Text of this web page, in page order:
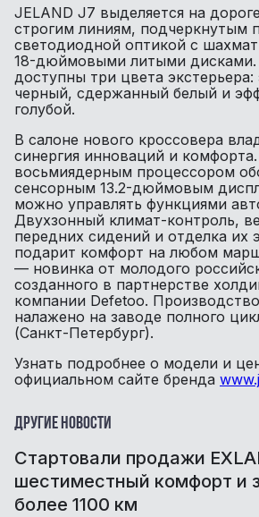
JELAND J7 выделяется на
строгим линиям, подчеркнутым
светодиодной оптикой с
18-дюймовыми литыми
доступны три цвета экстерьера:
черный, сдержанный белый и
голубой.
В салоне нового кроссовера
синергия инноваций и
восьмиядерным процессором
сенсорным 13.2-дюймовым
можно управлять функциями
Двухзонный климат-контроль,
передних сидений и отделка их
подарит комфорт на любом
— новинка от молодого
созданного в партнерстве
компании Defetoo.
налажено на заводе полного
(Санкт-Петербург).
Узнать подробнее о модели и
официальном сайте бренда
Другие новости
Cтартовали продажи
шестиместный комфорт и
более 1100 км